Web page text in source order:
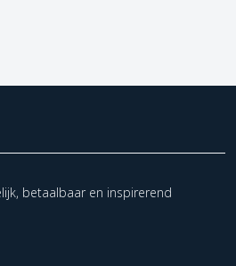
betaalbaar en inspirerend